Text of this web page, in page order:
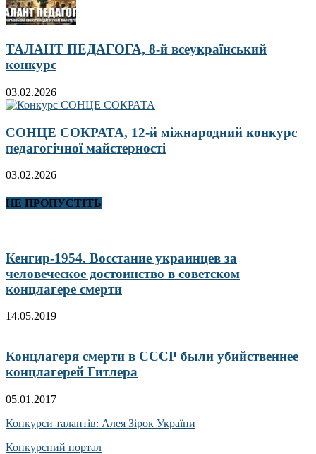
ТАЛАНТ ПЕДАГОГА, 8-й всеукраїнський
конкурс
03.02.2026
СОНЦЕ СОКРАТА, 12-й міжнародний конкурс
педагогічної майстерності
03.02.2026
НЕ ПРОПУСТІТЬ
Кенгир-1954. Восстание украинцев за
человеческое достоинство в советском
концлагере смерти
14.05.2019
Концлагеря смерти в СССР были убийственнее
концлагерей Гитлера
05.01.2017
Конкурси талантів: Алея Зірок України
Конкурсний портал